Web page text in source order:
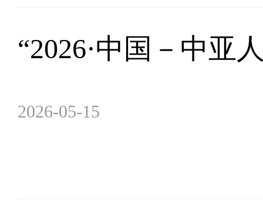
“2026·中国－中亚
2026-05-15